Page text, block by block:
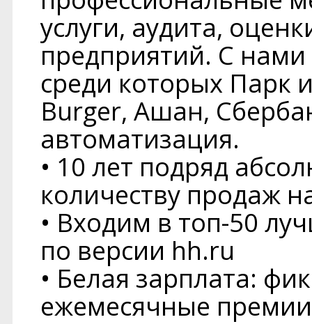
услуги, аудита,
предприятий. С
среди которых Парк
Burger, Ашан,
автоматизация.
• 10 лет подряд
количеству продаж
• Входим в топ-50
по версии hh.ru
• Белая зарплата:
ежемесячные